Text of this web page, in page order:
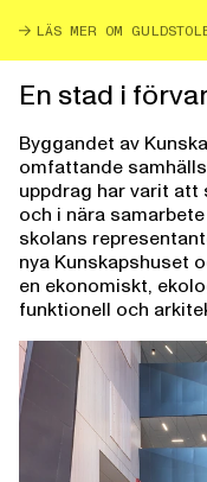
LÄS MER OM
En stad i
Byggandet av
omfattande
uppdrag har varit
och i nära
skolans
nya Kunskapshuset
en ekonomiskt,
funktionell och